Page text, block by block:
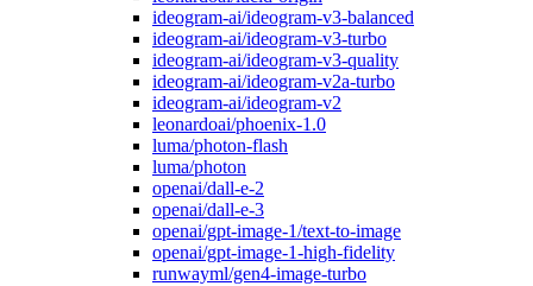
ideogram-ai/ideogram-v3-balanced
ideogram-ai/ideogram-v3-turbo
ideogram-ai/ideogram-v3-quality
ideogram-ai/ideogram-v2a-turbo
ideogram-ai/ideogram-v2
leonardoai/phoenix-1.0
luma/photon-flash
luma/photon
openai/dall-e-2
openai/dall-e-3
openai/gpt-image-1/text-to-image
openai/gpt-image-1-high-fidelity
runwayml/gen4-image-turbo